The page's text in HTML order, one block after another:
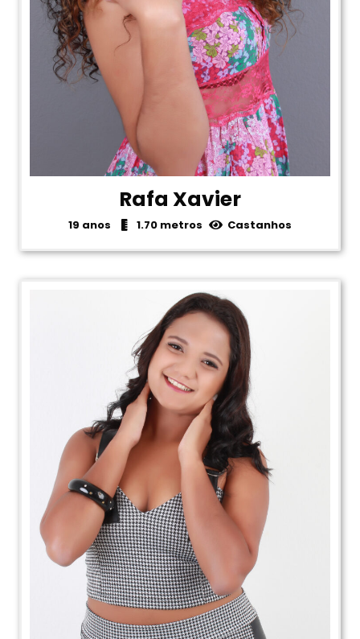
Rafa Xavier
19 anos 1.70 metros Castanhos